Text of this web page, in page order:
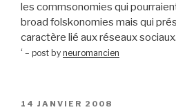
les commsonomies qui
broad folskonomies mais qui
caractère lié aux réseaux sociaux.
‘ – post by neuromancien
PUBLIÉ
14 JANVIER 2008